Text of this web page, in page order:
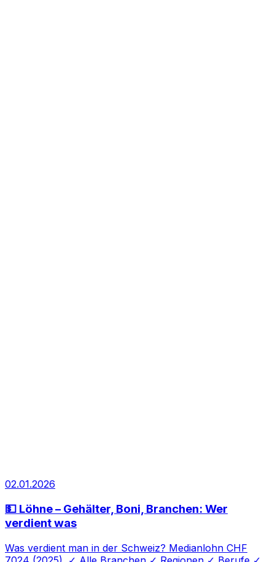
02.01.2026
💵 Löhne – Gehälter, Boni, Branchen: Wer
verdient was
Was verdient man in der Schweiz? Medianlohn CHF